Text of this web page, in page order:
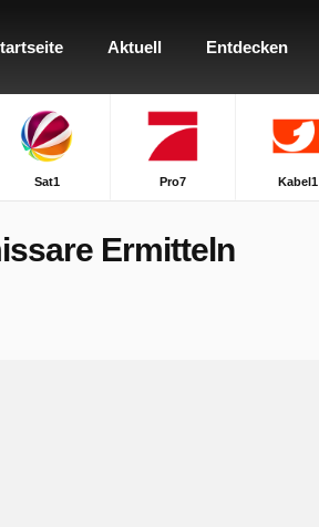
Aktuell Entdecken
Sat1 Pro7 Kabel1
Ermitteln